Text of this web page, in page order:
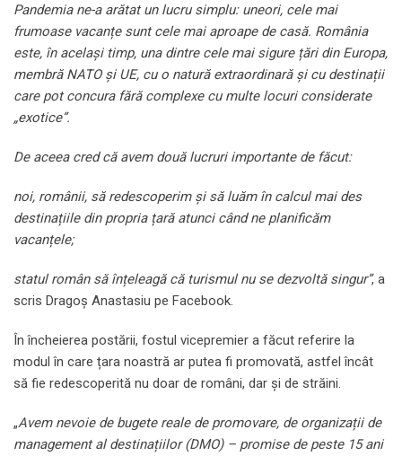
Pandemia ne-a arătat un lucru simplu: uneori, cele mai
frumoase vacanțe sunt cele mai aproape de casă. România
este, în același timp, una dintre cele mai sigure țări din Europa,
membră NATO și UE, cu o natură extraordinară și cu destinații
care pot concura fără complexe cu multe locuri considerate
„exotice”.
De aceea cred că avem două lucruri importante de făcut:
noi, românii, să redescoperim și să luăm în calcul mai des
destinațiile din propria țară atunci când ne planificăm
vacanțele;
statul român să înțeleagă că turismul nu se dezvoltă singur”, a
scris Dragoș Anastasiu pe Facebook.
În încheierea postării, fostul vicepremier a făcut referire la
modul în care țara noastră ar putea fi promovată, astfel încât
să fie redescoperită nu doar de români, dar și de străini.
„Avem nevoie de bugete reale de promovare, de organizații de
management al destinațiilor (DMO) – promise de peste 15 ani